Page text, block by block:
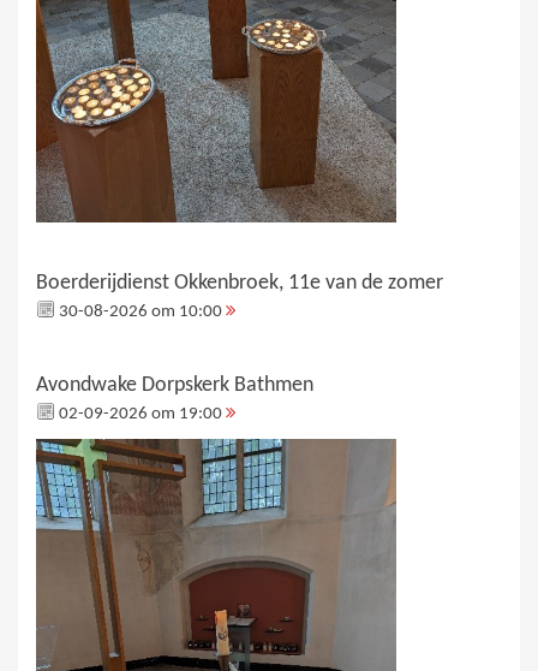
Boerderijdienst Okkenbroek, 11e van de zomer
30-08-2026 om 10:00
Avondwake Dorpskerk Bathmen
02-09-2026 om 19:00